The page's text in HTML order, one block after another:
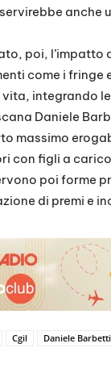
anche
poi, l’impatto
come i
integrando
Daniele
massimo
con figli a
poi forme
di premi e
Cgil Daniele Barbetti